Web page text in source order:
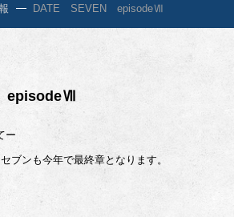
DATE SEVEN episodeⅦ
ー
ブンも今年で最終章となります。